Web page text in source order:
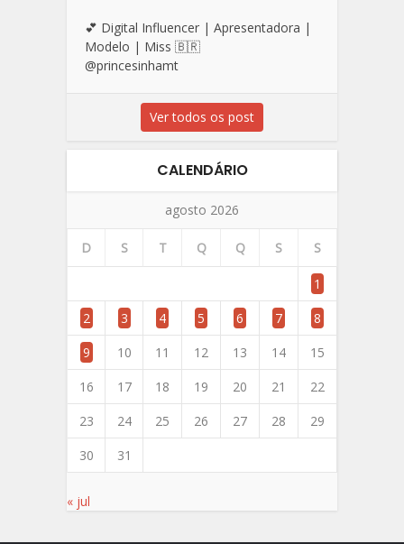
💕 Digital Influencer | Apresentadora |
Modelo | Miss 🇧🇷
@princesinhamt
Ver todos os post
CALENDÁRIO
agosto 2026
D S T Q Q S S
1
2
3 4 5 6 7
8
9
10 11 12 13 14
15
16
17 18 19 20 21
22
23
24 25 26 27 28
29
30
31
« jul